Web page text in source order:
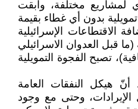
لمشاريع مختلفة، وابقت
2023، فجوة تمويلية بدون أي غطاء بقيمة
الاقتطاعات الإسرائيلية
قبل العدوان الاسرائيلي
تصبح الفجوة التمويلية
هيكل النفقات العامة
وحتى مع وجود